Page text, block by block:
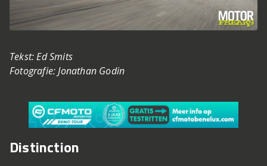
Tekst: Ed Smits
Fotografie: Jonathan Godin
Distinction